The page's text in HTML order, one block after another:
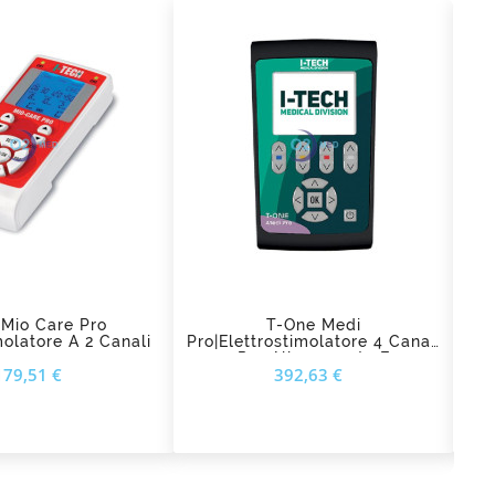
Care Pro
A 2 Canali
€
T-One Medi
Pro|Elettrostimolatore 4 Canali
Per Allenamento E
Riabilitazione Sportiva I-Tech
392,63 €